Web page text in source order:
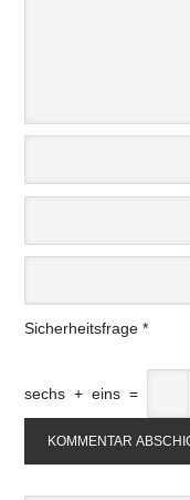
Sicherheitsfrage *
sechs + eins =